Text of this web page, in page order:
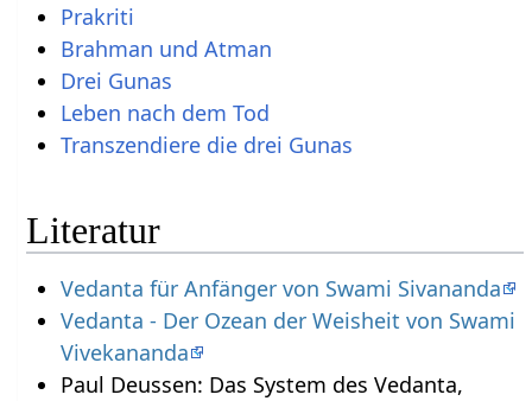
Prakriti
Brahman und Atman
Drei Gunas
Leben nach dem Tod
Transzendiere die drei Gunas
Literatur
Vedanta für Anfänger von Swami Sivananda
Vedanta - Der Ozean der Weisheit von Swami
Vivekananda
Paul Deussen: Das System des Vedanta,